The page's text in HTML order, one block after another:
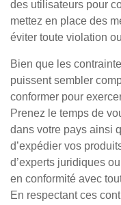
des utilisateurs pour
mettez en place des
éviter toute violation
Bien que les
puissent sembler
conformer pour
Prenez le temps de
dans votre pays ainsi
d’expédier vos
d’experts juridiques
en conformité avec
En respectant ces